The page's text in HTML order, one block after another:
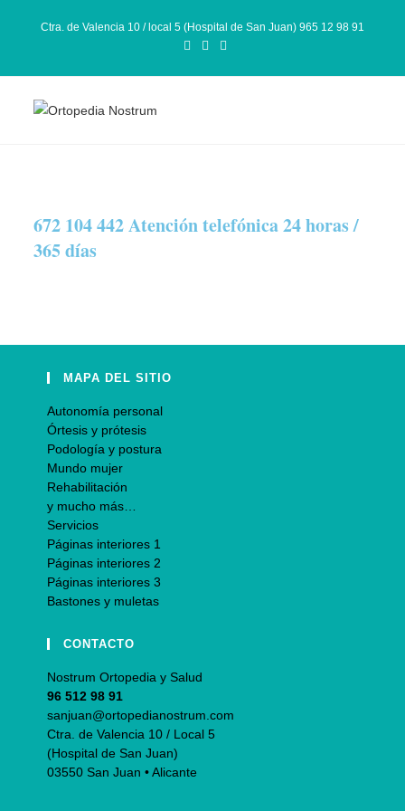
Ctra. de Valencia 10 / local 5 (Hospital de San Juan) 965 12 98 91
672 104 442 Atención telefónica 24 horas /
365 días
MAPA DEL SITIO
Autonomía personal
Órtesis y prótesis
Podología y postura
Mundo mujer
Rehabilitación
y mucho más…
Servicios
Páginas interiores 1
Páginas interiores 2
Páginas interiores 3
Bastones y muletas
CONTACTO
Nostrum Ortopedia y Salud
96 512 98 91
sanjuan@ortopedianostrum.com
Ctra. de Valencia 10 / Local 5
(Hospital de San Juan)
03550 San Juan • Alicante